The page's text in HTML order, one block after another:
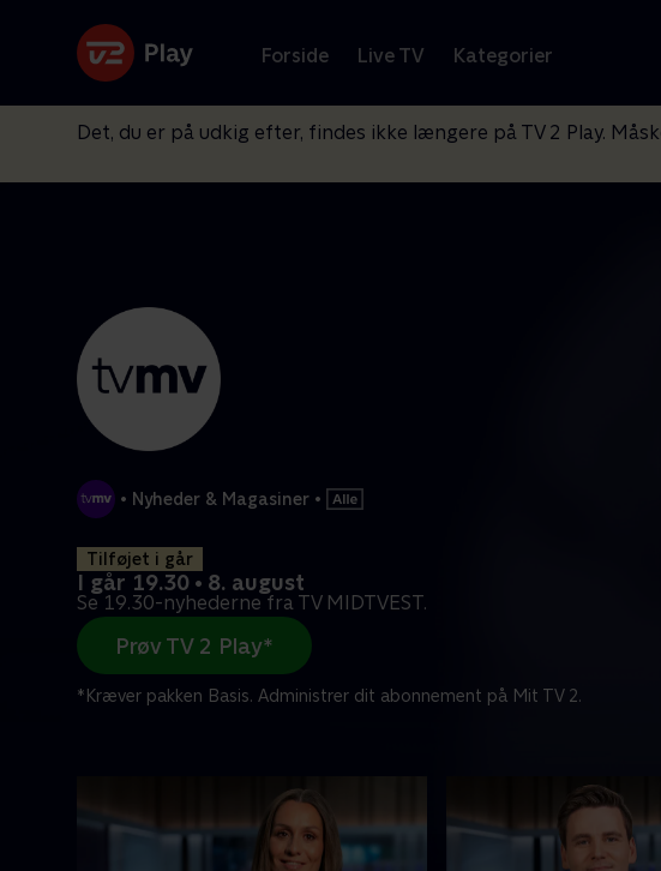
Forside Live TV Kategorier
Det, du er på udkig efter, findes ikke længere på TV 2 Play.
• Nyheder & Magasiner •
Tilføjet i går
I går 19.30 • 8. august
Se 19.30-nyhederne fra TV MIDTVEST.
Prøv TV 2 Play*
*Kræver pakken Basis. Administrer dit abonnement på Mit TV 2.